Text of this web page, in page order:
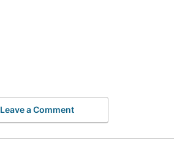
Leave a Comment